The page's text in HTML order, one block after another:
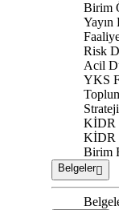
Birim
Yayın
Risk
Acil
YKS
KİDR
KİDR
Birim
Belgeler